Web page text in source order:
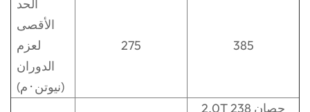
الحد
الأقصى
لعزم
الدوران
(نيوتن · م)
275 385
2.0T 238 حصان